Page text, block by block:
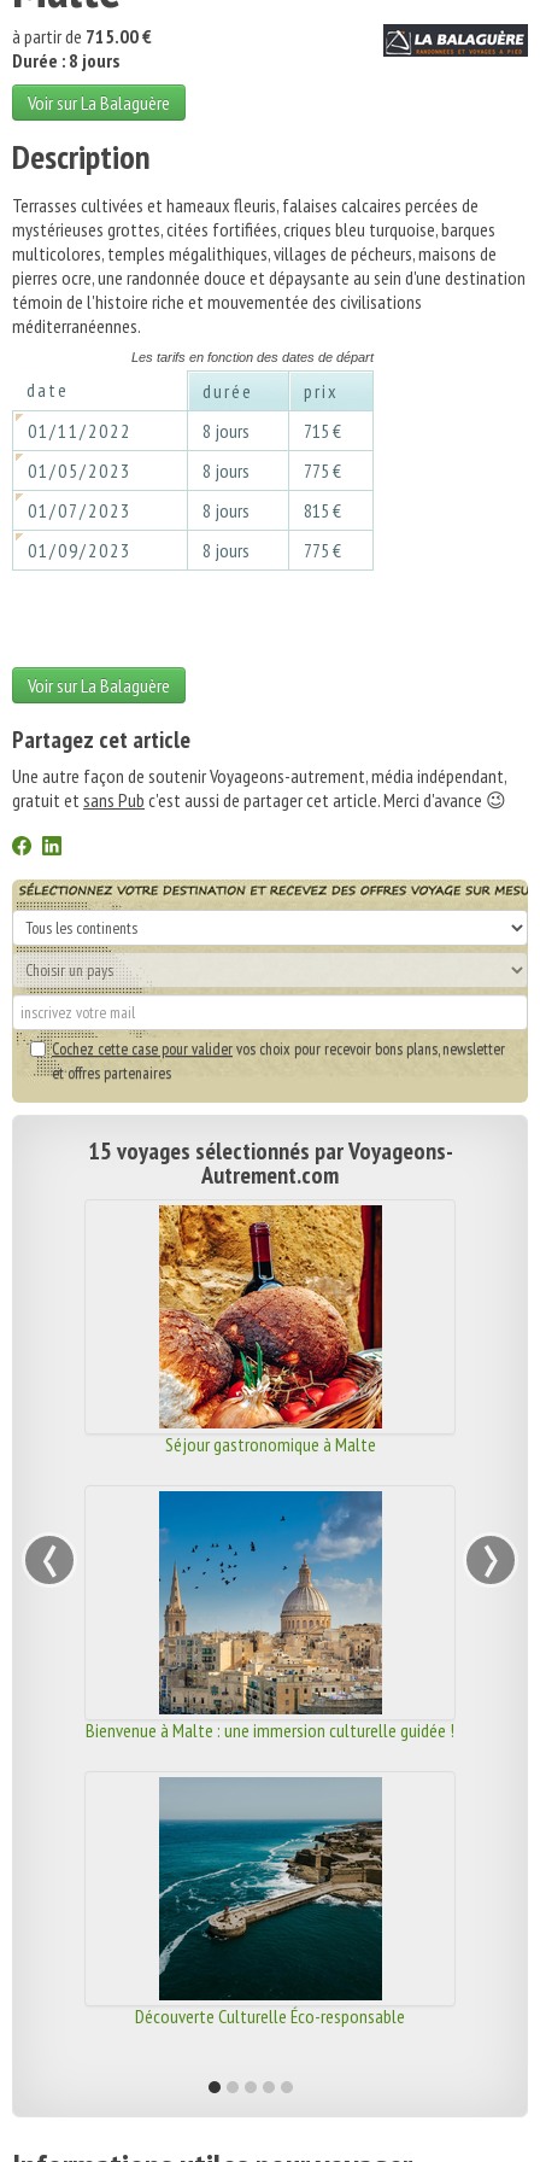
à partir de 715.00 €
Durée : 8 jours
Voir sur La Balaguère
Description
Terrasses cultivées et hameaux fleuris, falaises calcaires percées de
mystérieuses grottes, citées fortifiées, criques bleu turquoise, barques
multicolores, temples mégalithiques, villages de pécheurs, maisons de
pierres ocre, une randonnée douce et dépaysante au sein d'une destination
témoin de l'histoire riche et mouvementée des civilisations
méditerranéennes.
Les tarifs en fonction des dates de départ
date durée
prix
01/11/2022
8 jours
715 €
01/05/2023
8 jours
775 €
01/07/2023
8 jours
815 €
01/09/2023
8 jours 775 €
Voir sur La Balaguère
Partagez cet article
Une autre façon de soutenir Voyageons-autrement, média indépendant,
gratuit etsans Pub c'est aussi de partager cet article. Merci d'avance 😉
Cochez cette case pour validervos choix pour recevoir bons plans, newsletter
et offres partenaires
15 voyages sélectionnés par Voyageons-
Autrement.com
Séjour gastronomique à Malte
Bienvenue à Malte : une immersion culturelle guidée !
Découverte Culturelle Éco-responsable
‹ ›